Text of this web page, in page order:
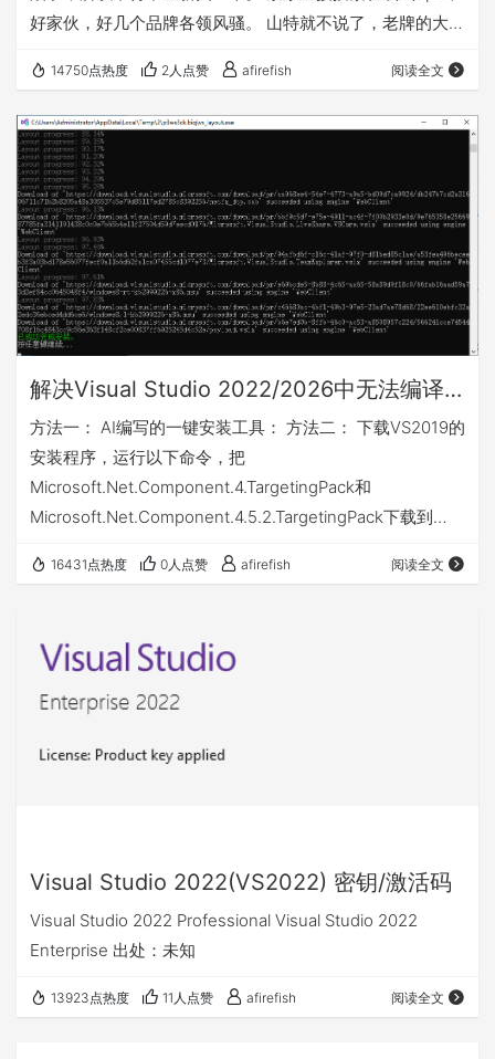
好家伙，好几个品牌各领风骚。 山特就不说了，老牌的大品
池容量和页面描述下。山特和雷迪斯都要1500左右，就属山
克SC1K性价比最高了，900块钱，还是京东自营，页面描述
上也写了支持Linux。脑子一热，也没问题客服支持
Debian11不，就直接下单了。也没有提前调研一下能不能在
Debian11下面正常…
14750点热度 2人点赞 afirefish 阅读全文
解决Visual Studio 2022/2026中无法编译 .NET Framework 4.5/4.5.1项目（Visual Studio 2022安装.NET Framework 4.5）
方法一： AI编写的一键安装工具： 方法二： 下载VS2019的
安装程序，运行以下命令，把
Microsoft.Net.Component.4.TargetingPack和
Microsoft.Net.Component.4.5.2.TargetingPack下载到
行）： 其它版本同理。 重启VS2022，你就会发现，可以正
vs2019安…
16431点热度 0人点赞 afirefish 阅读全文
Visual Studio 2022(VS2022) 密钥/激活码
Visual Studio 2022 Professional Visual Studio 2022
Enterprise 出处：未知
13923点热度 11人点赞 afirefish 阅读全文